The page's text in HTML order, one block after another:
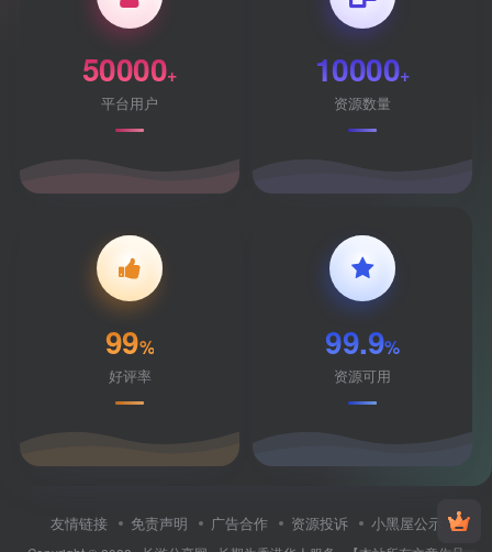
50000+
平台用户
10000+
资源数量
99%
好评率
99.9%
资源可用
友情链接 免责声明 广告合作 资源投诉 小黑屋公示